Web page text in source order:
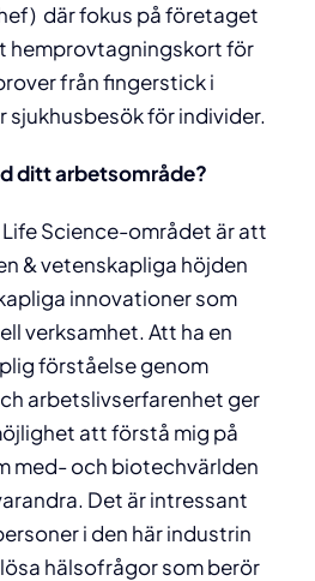
där fokus på företaget
hemprovtagningskort för
från fingerstick i
sjukhusbesök för individer.
ditt arbetsområde?
Science-området är att
& vetenskapliga höjden
innovationer som
verksamhet. Att ha en
förståelse genom
arbetslivserfarenhet ger
att förstå mig på
med- och biotechvärlden
Det är intressant
i den här industrin
hälsofrågor som berör